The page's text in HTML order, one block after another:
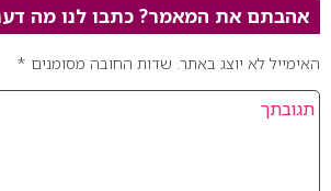
אהבתם את המאמר? כתבו לנו מה
האימייל לא יוצג באתר. שדות החובה מסומנים *